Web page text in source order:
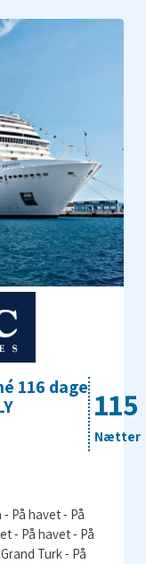
115
Nætter
116 dage
På havet - På
- På havet - På
Turk - På